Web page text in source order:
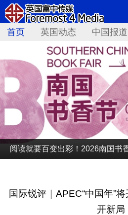
首页 英国动态 中国报道
阅读就要百变出彩！2026南国书
国际锐评｜APEC“中国年”
开新局